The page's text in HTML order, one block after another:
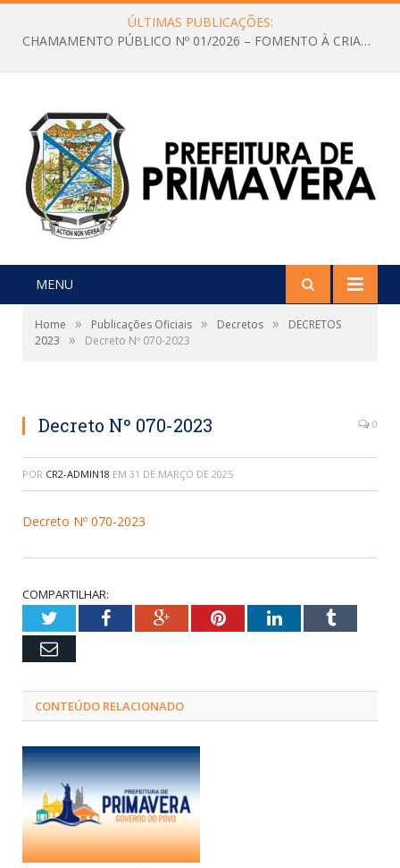
ÚLTIMAS PUBLICAÇÕES:
CHAMAMENTO PÚBLICO Nº 01/2026 – FOMENTO À CRIAÇÃO E A CIRCULAÇÃO DE PRODUÇÕES CULTURAIS – Aldir Blanc
MENU
Home » Publicações Oficiais » Decretos »
DECRETOS
2023
» Decreto Nº 070-2023
Decreto Nº 070-2023 0
POR CR2-ADMIN18 EM 31 DE MARÇO DE 2025
Decreto Nº 070-2023
COMPARTILHAR:
TwitterFacebookGoogle+PinterestLinkedInTumblr
Email
CONTEÚDO RELACIONADO